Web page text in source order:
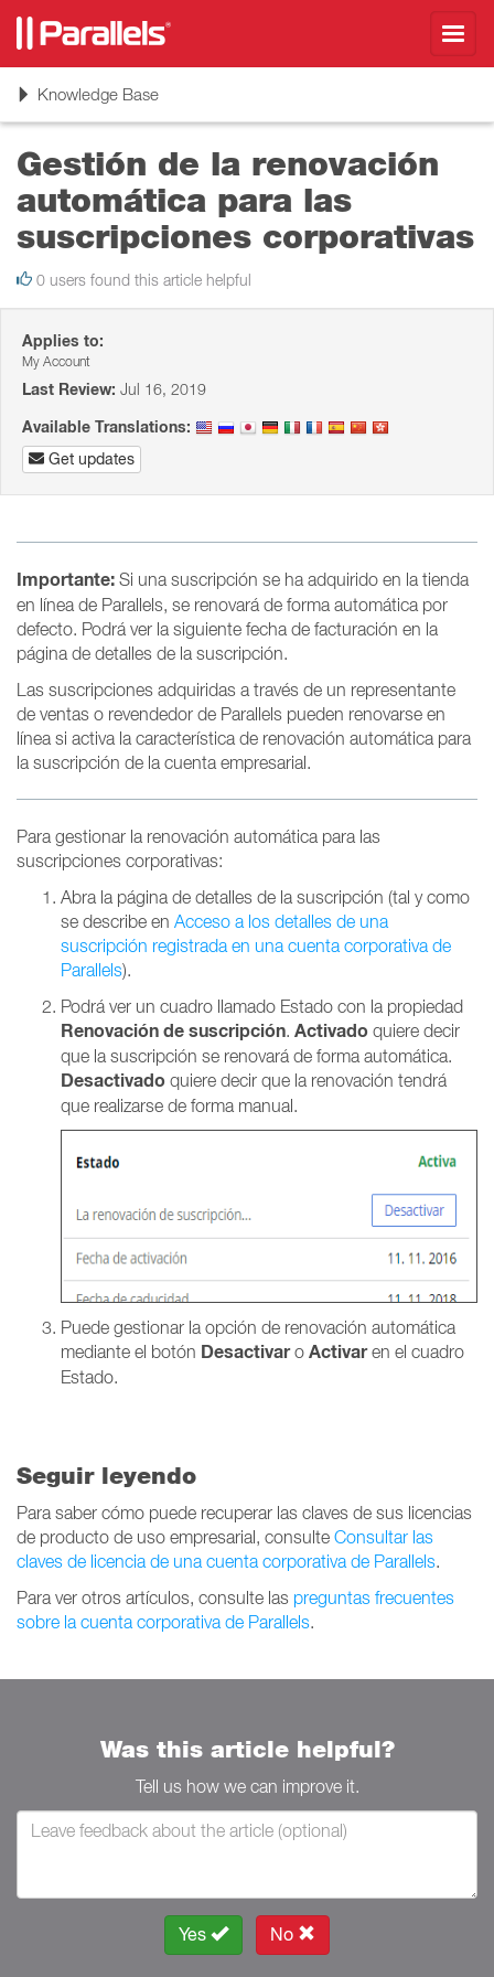
ToggleKnowledge Base
Gestión de la renovación
automática para las
suscripciones corporativas
0 users found this article helpful
Applies to:
My Account
Last Review: Jul 16, 2019
Available Translations:
Get updates
Importante: Si una suscripción se ha adquirido en la tienda
en línea de Parallels, se renovará de forma automática por
defecto. Podrá ver la siguiente fecha de facturación en la
página de detalles de la suscripción.
Las suscripciones adquiridas a través de un representante
de ventas o revendedor de Parallels pueden renovarse en
línea si activa la característica de renovación automática para
la suscripción de la cuenta empresarial.
Para gestionar la renovación automática para las
suscripciones corporativas:
Abra la página de detalles de la suscripción (tal y como
se describe en Acceso a los detalles de una
suscripción registrada en una cuenta corporativa de
Parallels).
Podrá ver un cuadro llamado Estado con la propiedad
Renovación de suscripción. Activado quiere decir
que la suscripción se renovará de forma automática.
Desactivado quiere decir que la renovación tendrá
que realizarse de forma manual.
Puede gestionar la opción de renovación automática
mediante el botón Desactivaro Activaren el cuadro
Estado.
Seguir leyendo
Para saber cómo puede recuperar las claves de sus licencias
de producto de uso empresarial, consulte Consultar las
claves de licencia de una cuenta corporativa de Parallels.
Para ver otros artículos, consulte las preguntas frecuentes
sobre la cuenta corporativa de Parallels.
Was this article helpful?
Tell us how we can improve it.
Yes No